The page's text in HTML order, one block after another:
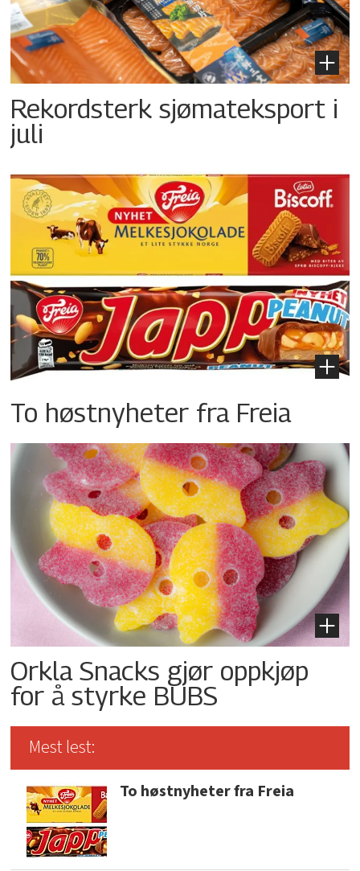
Rekordsterk sjømateksport i
juli
To høstnyheter fra Freia
Orkla Snacks gjør oppkjøp
for å styrke BUBS
Mest lest:
To høstnyheter fra Freia